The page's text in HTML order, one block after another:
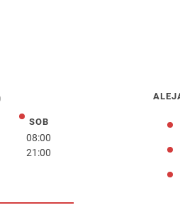
SOBsobota
08:00
21:00